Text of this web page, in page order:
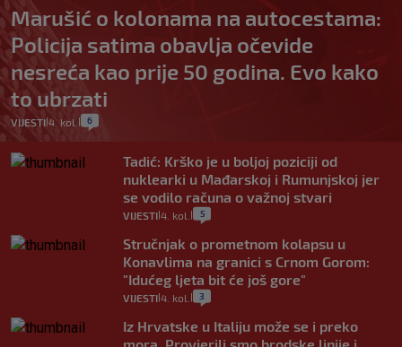
Marušić o kolonama na autocestama:
Policija satima obavlja očevide
nesreća kao prije 50 godina. Evo kako
to ubrzati
VIJESTI 4. kol. 6
Tadić: Krško je u boljoj poziciji od
nuklearki u Mađarskoj i Rumunjskoj jer
se vodilo računa o važnoj stvari
VIJESTI 4. kol. 5
Stručnjak o prometnom kolapsu u
Konavlima na granici s Crnom Gorom:
"Idućeg ljeta bit će još gore"
VIJESTI 4. kol. 3
Iz Hrvatske u Italiju može se i preko